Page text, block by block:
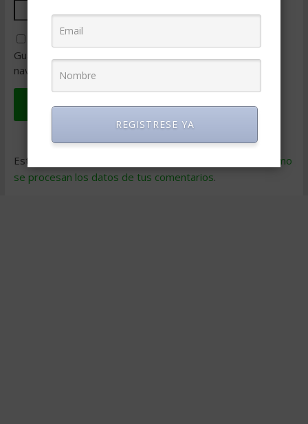
Guarda mi nombre, correo electrónico y web en este
navegador para la próxima vez que comente.
Este sitio usa Akismet para reducir el spam.
Aprende cómo
se procesan los datos de tus comentarios.
REGISTRESE YA